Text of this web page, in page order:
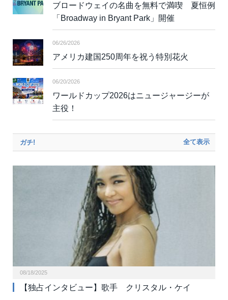
ブロードウェイの名曲を無料で満喫 夏恒例
「Broadway in Bryant Park」開催
06/26/2026
アメリカ建国250周年を祝う特別花火
06/20/2026
ワールドカップ2026はニュージャージーが
主役！
ガチ! 全て表示
08/18/2025
【独占インタビュー】歌手 クリスタル・ケイ